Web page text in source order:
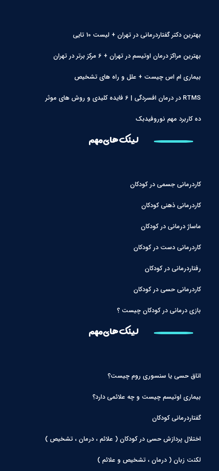
بهترین دکتر گفتاردرمانی در تهران + لیست 10 تایی
بهترین مراکز درمان اوتیسم در تهران + 6 مرکز برتر در تهران
بیماری ام اس چیست + علل و راه های تشخیص
RTMS در درمان افسردگی | 6 فایده کلیدی و روش های موثر
ده کاربرد مهم نوروفیدبک
لینک های مهم
کاردرمانی جسمی در کودکان
کاردرمانی ذهنی کودکان
ماساژ درمانی در کودکان
کاردرمانی دست در کودکان
رفتاردرمانی در کودکان
کاردرمانی حسی در کودکان
بازی درمانی در کودکان چیست ؟
لینک های مهم
اتاق حسی یا سنسوری روم چیست؟
بیماری اوتیسم چیست و چه علائمی دارد؟
گفتاردرمانی کودکان
اختلال پردازش حسی در کودکان ( علائم ، درمان ، تشخیص )
لکنت زبان ( درمان ، تشخیص و علائم )